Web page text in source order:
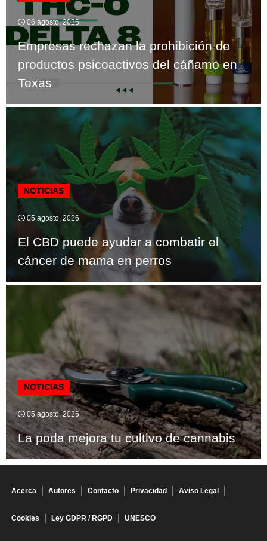
06 agosto, 2026
Empresas rechazan la prohibición de
productos psicoactivos del cáñamo en
Texas
NOTICIAS
05 agosto, 2026
El CBD puede ayudar a combatir el
cáncer de mama en perros
NOTICIAS
05 agosto, 2026
La poda mejora tu cultivo de cannabis
Acerca Autores Contacto Privacidad Aviso Legal
Cookies Ley GDPR / RGPD UNESCO